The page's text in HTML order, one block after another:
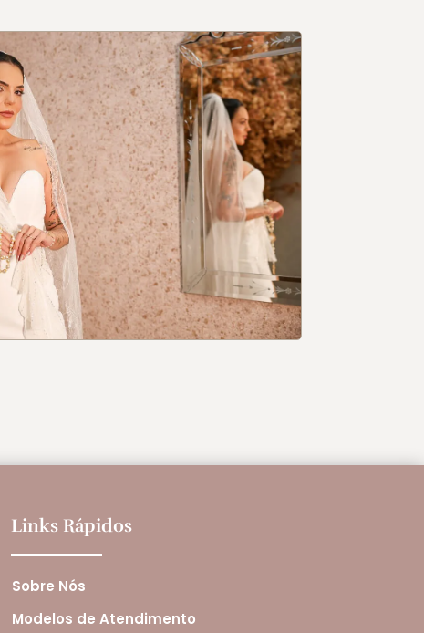
Links Rápidos
Sobre Nós
Modelos de Atendimento